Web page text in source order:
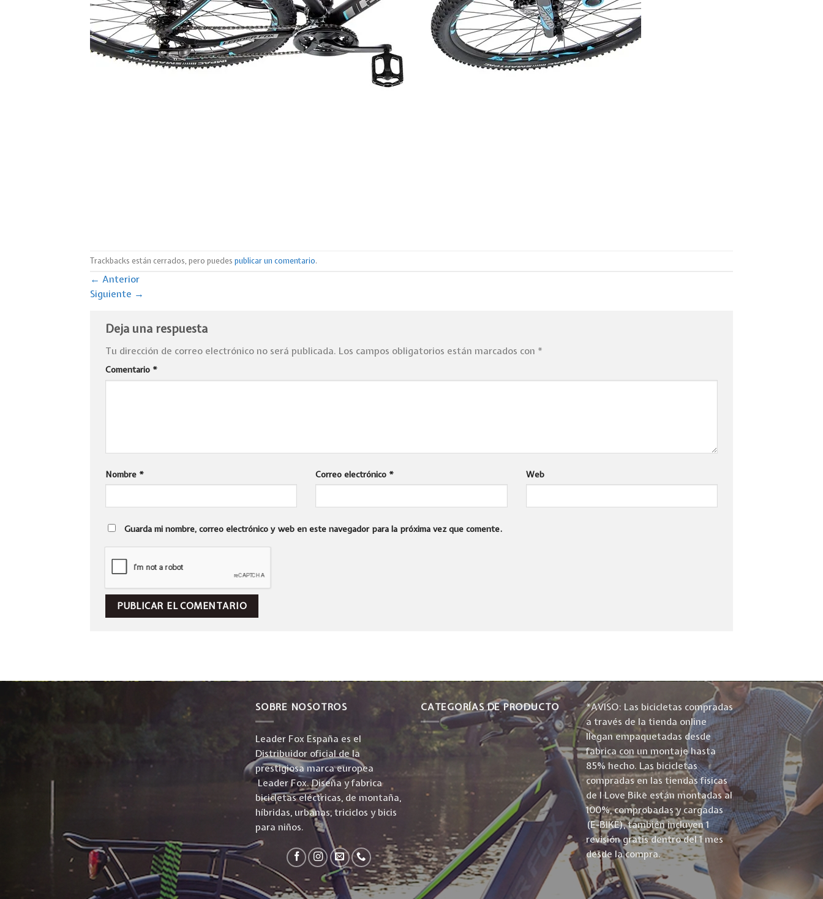
Trackbacks están cerrados, pero puedes publicar un comentario.
← Anterior
Siguiente →
Deja una respuesta
Tu dirección de correo electrónico no será publicada. Los campos obligatorios están marcados con *
Comentario *
Nombre * Correo electrónico * Web
Guarda mi nombre, correo electrónico y web en este navegador para la próxima vez que comente.
SOBRE NOSOTROS
Leader Fox España es el
Distribuidor oficial de la
prestigiosa marca europea
Leader Fox. Diseña y fabrica
bicicletas eléctricas, de montaña,
híbridas, urbanas, triciclos y bicis
para niños.
CATEGORÍAS DE PRODUCTO
*AVISO: Las bicicletas compradas
a través de la tienda online
llegan empaquetadas desde
fabrica con un montaje hasta
85% hecho. Las bicicletas
compradas en las tiendas físicas
de I Love Bike están montadas al
100%, comprobadas y cargadas
(E-BIKE), también incluyen 1
revisión gratis dentro del 1 mes
desde la compra.